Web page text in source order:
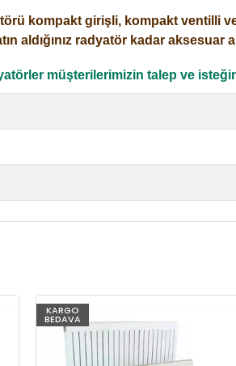
kompakt girişli, kompakt ventilli
aldığınız radyatör kadar aksesuar
müşterilerimizin talep ve
KARGO
BEDAVA